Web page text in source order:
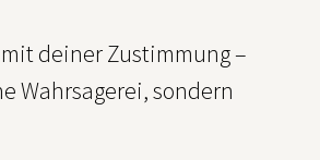
deiner Zustimmung –
Wahrsagerei, sondern